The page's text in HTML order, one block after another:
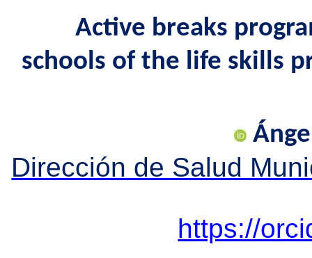
Active breaks
schools of the life skills
Dirección de Salud
https://